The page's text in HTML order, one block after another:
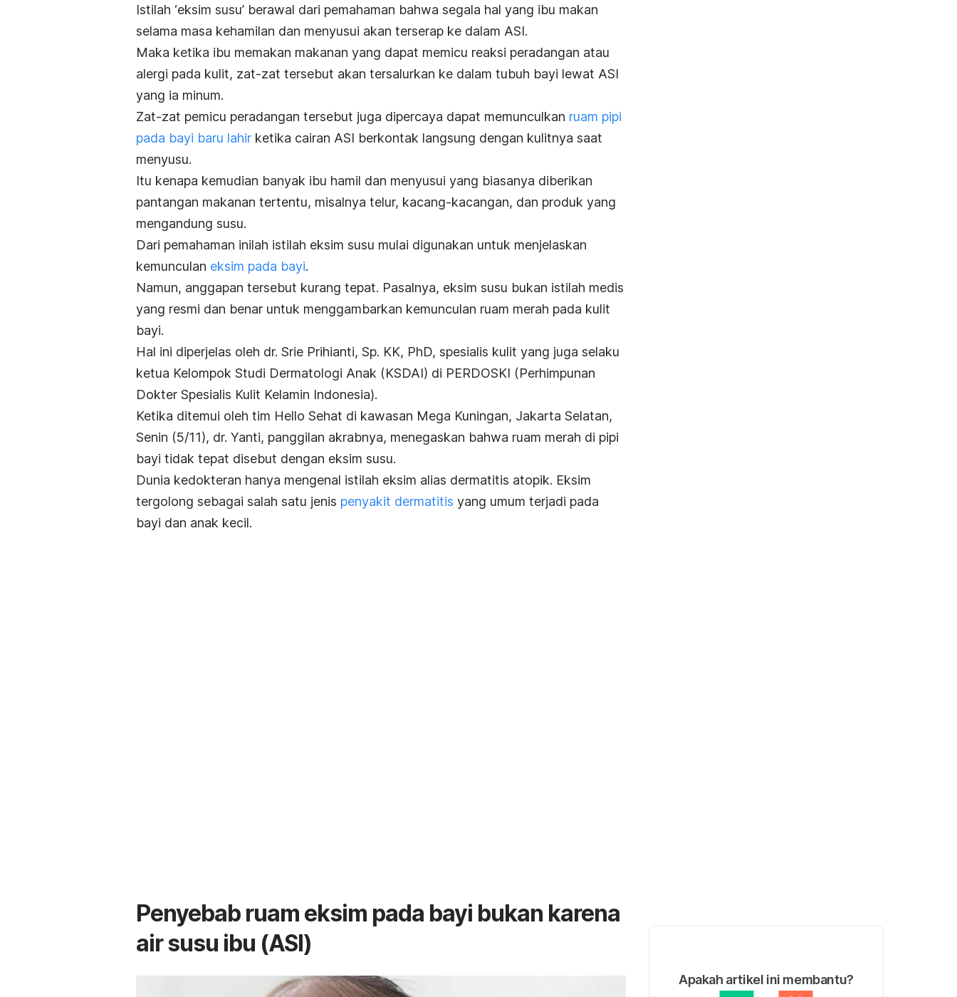
Istilah ‘eksim susu’ berawal dari pemahaman bahwa segala hal yang ibu makan
selama masa kehamilan dan menyusui akan terserap ke dalam ASI.
Maka ketika ibu memakan makanan yang dapat memicu reaksi peradangan atau
alergi pada kulit, zat-zat tersebut akan tersalurkan ke dalam tubuh bayi lewat ASI
yang ia minum.
Zat-zat pemicu peradangan tersebut juga dipercaya dapat memunculkan ruam pipi
pada bayi baru lahir ketika cairan ASI berkontak langsung dengan kulitnya saat
menyusu.
Itu kenapa kemudian banyak ibu hamil dan menyusui yang biasanya diberikan
pantangan makanan tertentu, misalnya telur, kacang-kacangan, dan produk yang
mengandung susu.
Dari pemahaman inilah istilah eksim susu mulai digunakan untuk menjelaskan
kemunculan eksim pada bayi.
Namun, anggapan tersebut kurang tepat. Pasalnya, eksim susu bukan istilah medis
yang resmi dan benar untuk menggambarkan kemunculan ruam merah pada kulit
bayi.
Hal ini diperjelas oleh dr. Srie Prihianti, Sp. KK, PhD, spesialis kulit yang juga selaku
ketua Kelompok Studi Dermatologi Anak (KSDAI) di PERDOSKI (Perhimpunan
Dokter Spesialis Kulit Kelamin Indonesia).
Ketika ditemui oleh tim Hello Sehat di kawasan Mega Kuningan, Jakarta Selatan,
Senin (5/11), dr. Yanti, panggilan akrabnya, menegaskan bahwa ruam merah di pipi
bayi tidak tepat disebut dengan eksim susu.
Dunia kedokteran hanya mengenal istilah eksim alias dermatitis atopik. Eksim
tergolong sebagai salah satu jenis penyakit dermatitis yang umum terjadi pada
bayi dan anak kecil.
Penyebab ruam eksim pada bayi bukan karena
air susu ibu (ASI)
Apakah artikel ini membantu?